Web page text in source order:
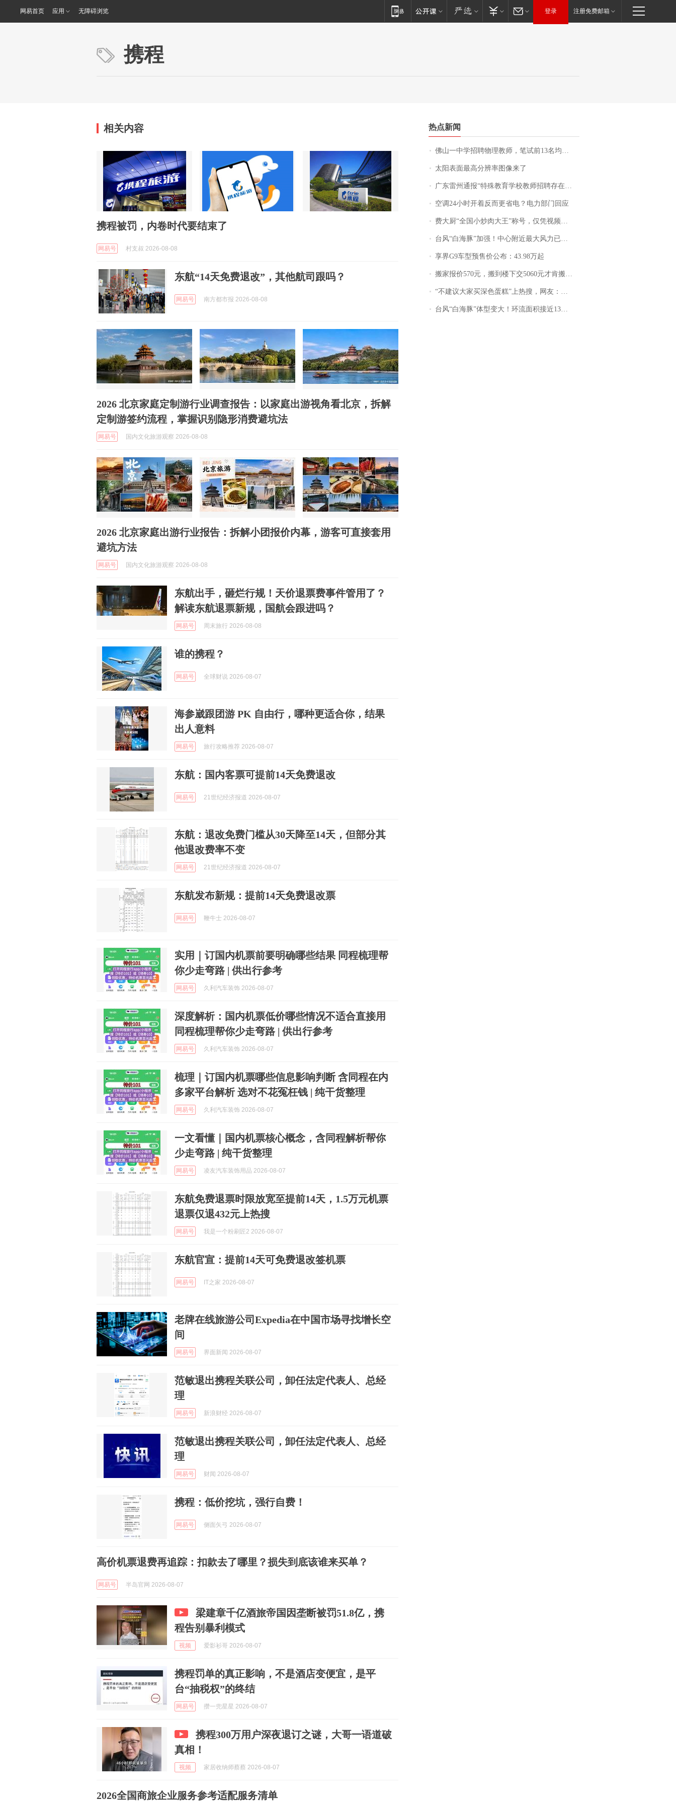
网易首页 应用 无障碍浏览 登录 注册免费邮箱
携程
相关内容
携程被罚，内卷时代要结束了
网易号 村支叔 2026-08-08
东航“14天免费退改”，其他航司跟吗？
网易号 南方都市报 2026-08-08
2026 北京家庭定制游行业调查报告：以家庭出游视角看北京，拆解
定制游签约流程，掌握识别隐形消费避坑法
网易号 国内文化旅游观察 2026-08-08
2026 北京家庭出游行业报告：拆解小团报价内幕，游客可直接套用
避坑方法
网易号 国内文化旅游观察 2026-08-08
东航出手，砸烂行规！天价退票费事件管用了？
解读东航退票新规，国航会跟进吗？
网易号 周末旅行 2026-08-08
谁的携程？
网易号 全球财说 2026-08-07
海参崴跟团游 PK 自由行，哪种更适合你，结果
出人意料
网易号 旅行攻略推荐 2026-08-07
东航：国内客票可提前14天免费退改
网易号 21世纪经济报道 2026-08-07
东航：退改免费门槛从30天降至14天，但部分其
他退改费率不变
网易号 21世纪经济报道 2026-08-07
东航发布新规：提前14天免费退改票
网易号 鞭牛士 2026-08-07
实用｜订国内机票前要明确哪些结果 同程梳理帮
你少走弯路 | 供出行参考
网易号 久利汽车装饰 2026-08-07
深度解析：国内机票低价哪些情况不适合直接用
同程梳理帮你少走弯路 | 供出行参考
网易号 久利汽车装饰 2026-08-07
梳理｜订国内机票哪些信息影响判断 含同程在内
多家平台解析 选对不花冤枉钱 | 纯干货整理
网易号 久利汽车装饰 2026-08-07
一文看懂｜国内机票核心概念，含同程解析帮你
少走弯路 | 纯干货整理
网易号 凌友汽车装饰用品 2026-08-07
东航免费退票时限放宽至提前14天，1.5万元机票
退票仅退432元上热搜
网易号 我是一个粉刷匠2 2026-08-07
东航官宣：提前14天可免费退改签机票
网易号 IT之家 2026-08-07
老牌在线旅游公司Expedia在中国市场寻找增长空
间
网易号 界面新闻 2026-08-07
范敏退出携程关联公司，卸任法定代表人、总经
理
网易号 新浪财经 2026-08-07
范敏退出携程关联公司，卸任法定代表人、总经
理
网易号 财闻 2026-08-07
携程：低价挖坑，强行自费！
网易号 侧面矢弓 2026-08-07
高价机票退费再追踪：扣款去了哪里？损失到底该谁来买单？
网易号 半岛官网 2026-08-07
梁建章千亿酒旅帝国因垄断被罚51.8亿，携
程告别暴利模式
视频 爱影衫哥 2026-08-07
携程罚单的真正影响，不是酒店变便宜，是平
台“抽税权”的终结
网易号 攒一兜星星 2026-08-07
携程300万用户深夜退订之谜，大哥一语道破
真相！
视频 家居收纳师蔡蔡 2026-08-07
2026全国商旅企业服务参考适配服务清单
热点新闻
佛山一中学招聘物理教师，笔试前13名均遭淘汰？教育局：已叫停招聘，成立调查组全面核查
太阳表面最高分辨率图像来了
广东雷州通报“特殊教育学校教师招聘存在违规行为”：已启动问责程序 副校长被停职
空调24小时开着反而更省电？电力部门回应
费大厨“全国小炒肉大王”称号，仅凭视频评出？中国烹饪协会回应
台风“白海豚”加强！中心附近最大风力已达15级 最新研判
享界G9车型预售价公布：43.98万起
搬家报价570元，搬到楼下交5060元才肯搬上楼！女子傻眼了……
“不建议大家买深色蛋糕”上热搜，网友：天塌了！
台风“白海豚”体型变大！环流面积接近13个浙江那么大